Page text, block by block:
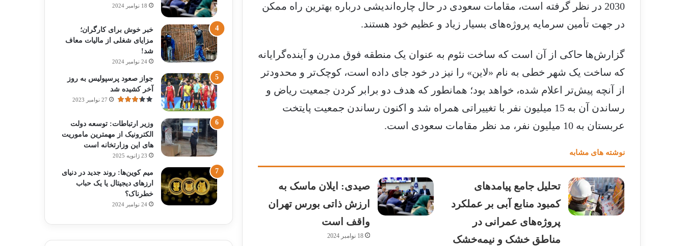
2030 در نظر گرفته‌ است، مقامات سعودی در حال چاره‌اندیشی درباره بهترین راه ممکن
در جهت تأمین سرمایه پروژ‌ه‌های بسیار زیاد و عظیم خود هستند.
گزارش‌ها حاکی از آن است که ساخت نئوم به عنوان یک منطقه فوق مدرن و آینده‌گرایانه
که ساخت یک شهر خطی به نام «لاین» را نیز در خود جای داده است، کوچک‌تر و محدودتر
از آنچه پیش‌تر اعلام شده، خواهد بود؛ همانطور که هدف دو برابر کردن جمعیت ریاض و
رساندن آن به 15 میلیون نفر با تغییراتی همراه شد و اکنون رساندن جمعیت پایتخت
عربستان به 10 میلیون نفر، مد نظر مقامات سعودی است.
نوشته های مشابه
تحلیل جامع پیامدهای
کمبود منابع آبی بر عملکرد
پروژه‌های عمرانی در
مناطق خشک و نیمه‌خشک
صیدی: ایلان ماسک به
ارزش ذاتی بورس تهران
واقف است
18 نوامبر 2024
18 نوامبر 2024
خبر خوش برای کارگران؛
مزایای شغلی از مالیات معاف
شد!
24 نوامبر 2024
جواز صعود پرسپولیس به روز
آخر کشیده شد
27 نوامبر 2023
وزیر ارتباطات: توسعه دولت
الکترونیک از مهمترین ماموریت
های این وزارتخانه است
23 ژانویه 2025
میم کوین‌ها: روند جدید در دنیای
ارزهای دیجیتال یا یک حباب
خطرناک؟
24 نوامبر 2024